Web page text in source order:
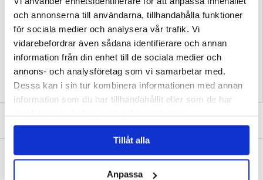
och annonserna till användarna, tillhandahålla funktioner
för sociala medier och analysera vår trafik. Vi
vidarebefordrar även sådana identifierare och annan
information från din enhet till de sociala medier och
annons- och analysföretag som vi samarbetar med.
Dessa kan i sin tur kombinera informationen med annan
information som du har tillhandahållit eller som de har
Tillåt alla
Anpassa
PASSAR TILL: SAMSUNG GALAXY S26 PLUS
Relaterade kategorier:Mobiltillbehör,Färdigdesignade Skal och Fodral,Designa
ANDRA KUNDER HAR OCKSÅ KÖPT